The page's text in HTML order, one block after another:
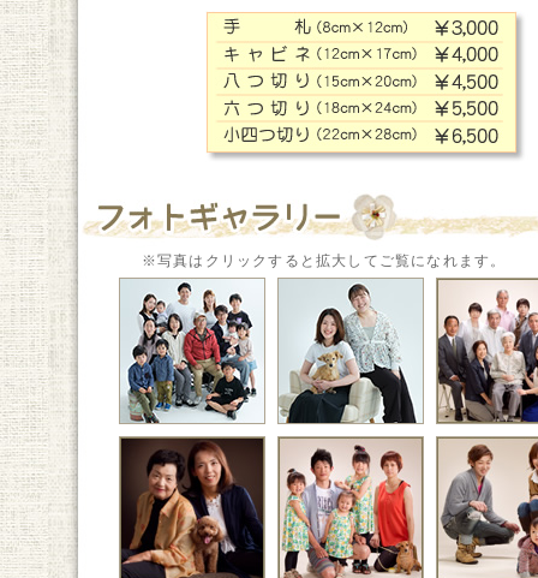
※写真はクリックすると拡大してご覧になれます。